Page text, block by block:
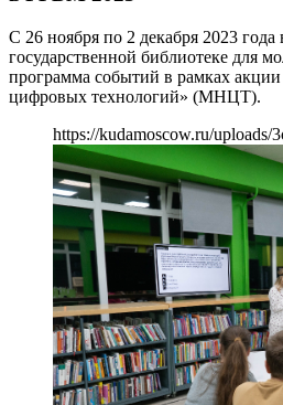
С 26 ноября по 2 декабря 2023 года
государственной библиотеке для
программа событий в рамках
цифровых технологий» (МНЦТ).
https://kudamoscow.ru/uploads/